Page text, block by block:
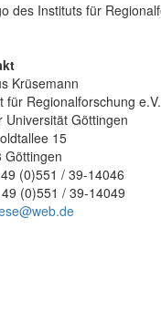
Krüsemann
für Regionalforschung e.V.
Universität Göttingen
15
Göttingen
(0)551 / 39-14046
(0)551 / 39-14049